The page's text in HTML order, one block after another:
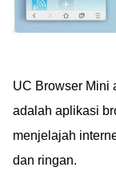
UC Browser Mini
adalah aplikasi
menjelajah
dan ringan.